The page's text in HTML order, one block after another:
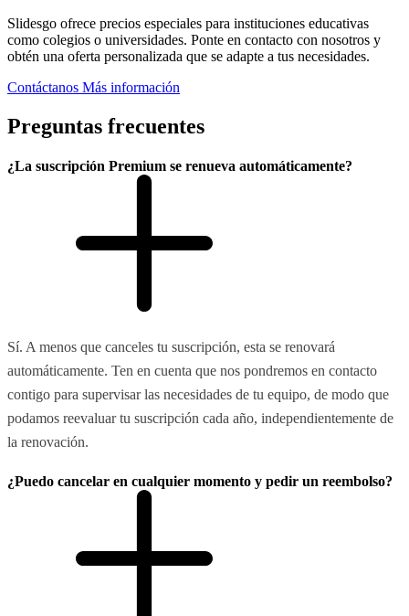
Slidesgo ofrece precios especiales para instituciones educativas
como colegios o universidades. Ponte en contacto con nosotros y
obtén una oferta personalizada que se adapte a tus necesidades.
Contáctanos Más información
Preguntas frecuentes
¿La suscripción Premium se renueva automáticamente?
Sí. A menos que canceles tu suscripción, esta se renovará
automáticamente. Ten en cuenta que nos pondremos en contacto
contigo para supervisar las necesidades de tu equipo, de modo que
podamos reevaluar tu suscripción cada año, independientemente de
la renovación.
¿Puedo cancelar en cualquier momento y pedir un reembolso?